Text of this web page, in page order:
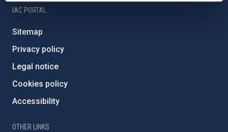
IAC PORTAL
Sitemap
Privacy policy
Legal notice
Cookies policy
Accessibility
OTHER LINKS